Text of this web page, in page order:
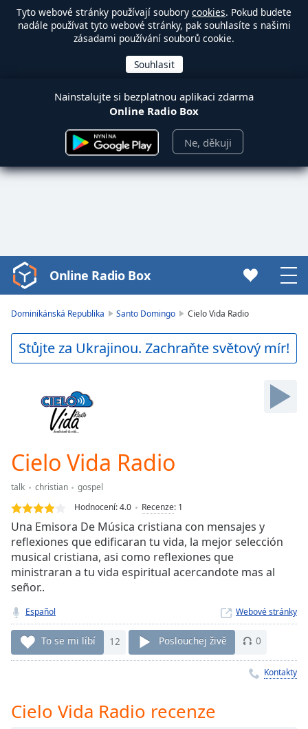
Tyto webové stránky používají soubory cookies. Pokud budete
nadále používat tyto webové stránky, pak souhlasíte s našimi
zásadami používání souborů cookie.
Nainstalujte si bezplatnou aplikaci zdarma
Online Radio Box
Ne, děkuji
Video
Player
Play
Video
Backward
Current
Time 0:00
Loaded:
0.00%
Stream
TypeLIVE
Seek to
live,
currently
behind
live LIVE
Remaining
Time-
Playback
Rate
Online Radio Box
Dominikánská Republika Santo Domingo Cielo Vida Radio
Stůjte za Ukrajinou. Zachraňte světový mír!
Cielo Vida Radio
talk christian
gospel
Hodnocení:4.0 Recenze: 1
Una Emisora De Música cristiana con mensajes y
reflexiones que edificaran tu vida, la mejor selección
musical cristiana, asi como reflexiones que
ministraran a tu vida espiritual acercandote mas al
señor..
Español Webové stránky
To se mi líbí 12 Poslouchej živě 0
Kontakty
Cielo Vida Radio recenze